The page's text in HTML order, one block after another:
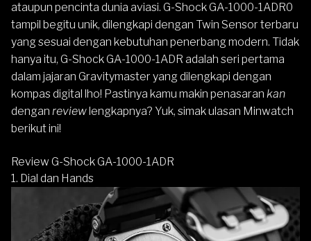
ataupun pencinta dunia aviasi. G-Shock GA-1000-1ADR0
tampil begitu unik, dilengkapi dengan Twin Sensor terbaru
yang sesuai dengan kebutuhan penerbang modern. Tidak
hanya itu, G-Shock GA-1000-1ADR adalah seri pertama
dalam jajaran Gravitymaster yang dilengkapi dengan
kompas digital lho! Pastinya kamu makin penasaran kan
dengan reviewlengkapnya? Yuk, simak ulasan Minwatch
berikut ini!
Review G-Shock GA-1000-1ADR
1. Dial dan Hands